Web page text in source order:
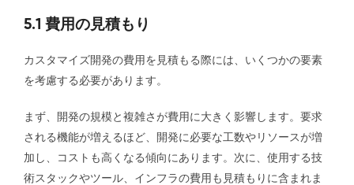
5.1 費用の見積もり
カスタマイズ開発の費用を見積もる際には、いくつかの要素
を考慮する必要があります。
まず、開発の規模と複雑さが費用に大きく影響します。要求
される機能が増えるほど、開発に必要な工数やリソースが増
加し、コストも高くなる傾向にあります。次に、使用する技
術スタックやツール、インフラの費用も見積もりに含まれま